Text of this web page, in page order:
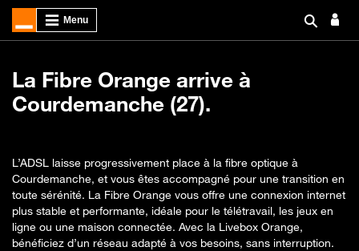
La Fibre Orange arrive à
Courdemanche (27).
L’ADSL laisse progressivement place à la fibre optique à
Courdemanche, et vous êtes accompagné pour une transition en
toute sérénité. La Fibre Orange vous offre une connexion internet
plus stable et performante, idéale pour le télétravail, les jeux en
ligne ou une maison connectée. Avec la Livebox Orange,
bénéficiez d’un réseau adapté à vos besoins, sans interruption.